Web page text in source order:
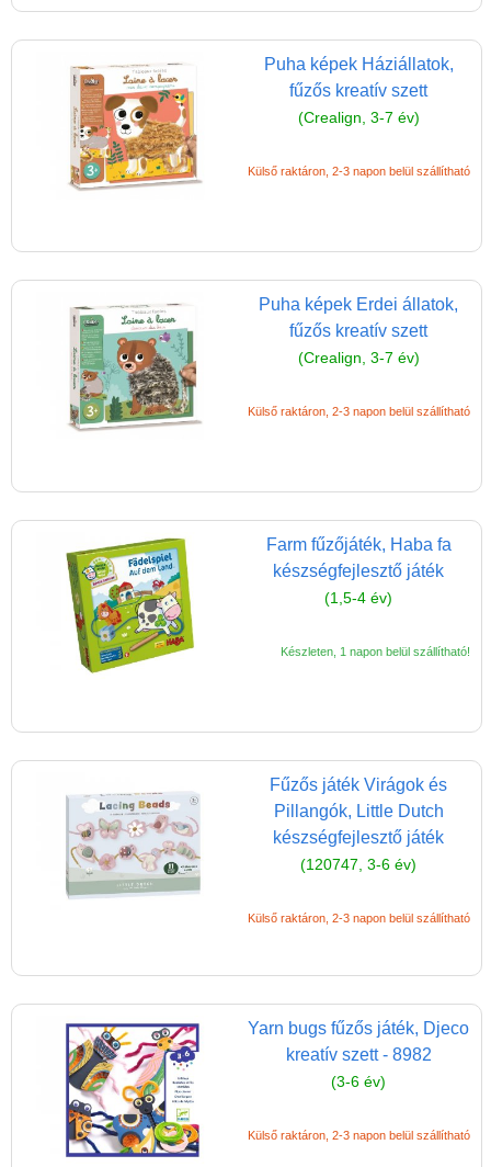
Puha képek Háziállatok,
fűzős kreatív szett
(Crealign, 3-7 év)
Külső raktáron, 2-3 napon belül szállítható
Puha képek Erdei állatok,
fűzős kreatív szett
(Crealign, 3-7 év)
Külső raktáron, 2-3 napon belül szállítható
Farm fűzőjáték, Haba fa
készségfejlesztő játék
(1,5-4 év)
Készleten, 1 napon belül szállítható!
Fűzős játék Virágok és
Pillangók, Little Dutch
készségfejlesztő játék
(120747, 3-6 év)
Külső raktáron, 2-3 napon belül szállítható
Yarn bugs fűzős játék, Djeco
kreatív szett - 8982
(3-6 év)
Külső raktáron, 2-3 napon belül szállítható
Gyémántszemes
technika - Diamond
Art
Homokkép,
homokrajz, csillámkép
Kalapálós játék
képeslap készítő
Karckép készítő,
karckészlet
mágneses öltöztető
Matrica gyerekeknek,
matricás füzet
Origami
Parfüm készítése,
Pompon készítés
Satírozós füzetek,
satírozós matrica
Selyemfestés
Süthető játékok